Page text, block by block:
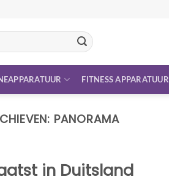
FITNESS APPARATUUR
PANORAMA
in Duitsland